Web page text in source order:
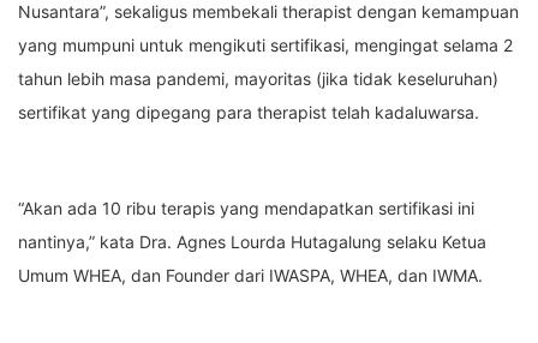
Nusantara”, sekaligus membekali therapist dengan kemampuan
yang mumpuni untuk mengikuti sertifikasi, mengingat selama 2
tahun lebih masa pandemi, mayoritas (jika tidak keseluruhan)
sertifikat yang dipegang para therapist telah kadaluwarsa.
“Akan ada 10 ribu terapis yang mendapatkan sertifikasi ini
nantinya,” kata Dra. Agnes Lourda Hutagalung selaku Ketua
Umum WHEA, dan Founder dari IWASPA, WHEA, dan IWMA.